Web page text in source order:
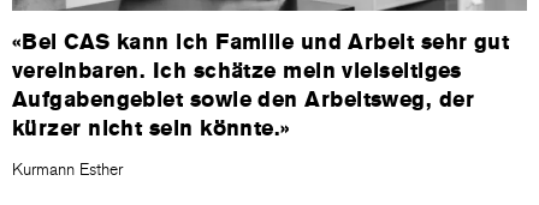
«Bei CAS kann ich Familie und Arbeit sehr gut
vereinbaren. Ich schätze mein vielseitiges
Aufgabengebiet sowie den Arbeitsweg, der
kürzer nicht sein könnte.»
Kurmann Esther